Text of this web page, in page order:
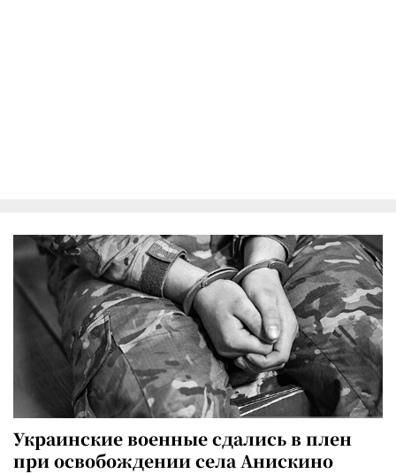
Украинские военные сдались в плен
при освобождении села Анискино